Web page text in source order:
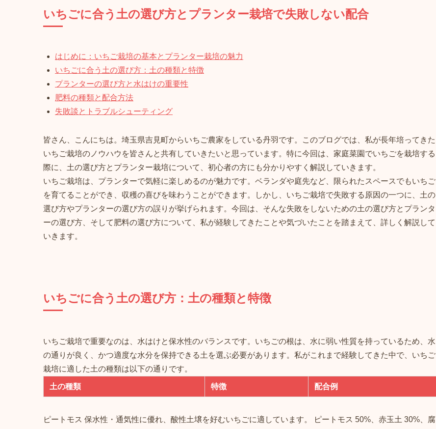
いちごに合う土の選び方とプランター栽培で失敗しない配合
はじめに：いちご栽培の基本とプランター栽培の魅力
いちごに合う土の選び方：土の種類と特徴
プランターの選び方と水はけの重要性
肥料の種類と配合方法
失敗談とトラブルシューティング
皆さん、こんにちは。埼玉県吉見町からいちご農家をしている丹羽です。このブログでは、私が長年培ってきた
いちご栽培のノウハウを皆さんと共有していきたいと思っています。特に今回は、家庭菜園でいちごを栽培する
際に、土の選び方とプランター栽培について、初心者の方にも分かりやすく解説していきます。
いちご栽培は、プランターで気軽に楽しめるのが魅力です。ベランダや庭先など、限られたスペースでもいちご
を育てることができ、収穫の喜びを味わうことができます。しかし、いちご栽培で失敗する原因の一つに、土の
選び方やプランターの選び方の誤りが挙げられます。今回は、そんな失敗をしないための土の選び方とプランタ
ーの選び方、そして肥料の選び方について、私が経験してきたことや気づいたことを踏まえて、詳しく解説して
いきます。
いちごに合う土の選び方：土の種類と特徴
いちご栽培で重要なのは、水はけと保水性のバランスです。いちごの根は、水に弱い性質を持っているため、水
の通りが良く、かつ適度な水分を保持できる土を選ぶ必要があります。私がこれまで経験してきた中で、いちご
栽培に適した土の種類は以下の通りです。
土の種類 特徴 配合例
ピートモス 保水性・通気性に優れ、酸性土壌を好むいちごに適しています。 ピートモス 50%、赤玉土 30%、腐